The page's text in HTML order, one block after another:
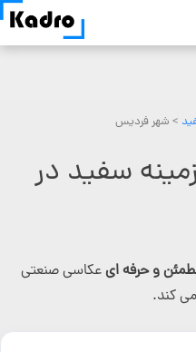
> شهر فردیس
سفید در
و حرفه ایعکاسی صنعتی
کند.